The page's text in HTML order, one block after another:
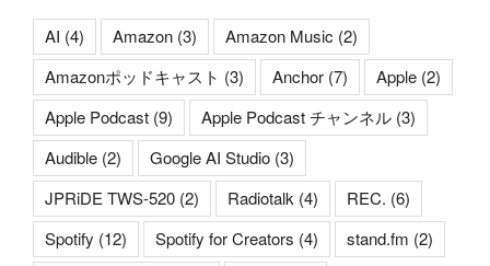
AI (4) Amazon (3) Amazon Music (2)
Amazonポッドキャスト (3) Anchor (7) Apple (2)
Apple Podcast (9) Apple Podcast チャンネル (3)
Audible (2) Google AI Studio (3)
JPRiDE TWS-520 (2) Radiotalk (4) REC. (6)
Spotify (12) Spotify for Creators (4) stand.fm (2)